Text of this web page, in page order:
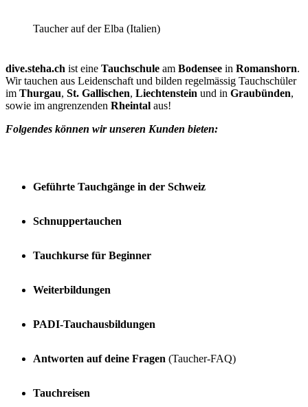
Taucher auf der Elba (Italien)
dive.steha.ch ist eine Tauchschule am Bodensee in Romanshorn.
Wir tauchen aus Leidenschaft und bilden regelmässig Tauchschüler
im Thurgau, St. Gallischen, Liechtenstein und in Graubünden,
sowie im angrenzenden Rheintal aus!
Folgendes können wir unseren Kunden bieten:
Geführte Tauchgänge in der Schweiz
Schnuppertauchen
Tauchkurse für Beginner
Weiterbildungen
PADI-Tauchausbildungen
Antworten auf deine Fragen (Taucher-FAQ)
Tauchreisen